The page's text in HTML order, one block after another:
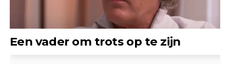
Een vader om trots op te zijn